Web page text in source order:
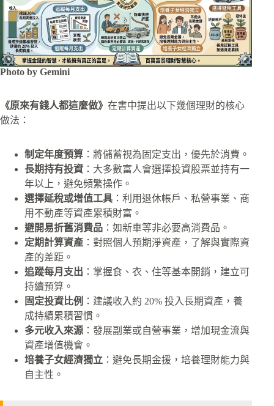
Photo by Gemini
《原來有錢人都這麼做》 在書中提出以下幾個理財的核心
做法：
制定年度預算 ：將儲蓄視為固定支出，優先於消費。
長期持有投資 ：大多數富人會選擇投資股票並持有一
年以上，避免頻繁操作。
選擇延稅或增值工具 ：利用退休帳戶、私營事業、商
用不動產等資產累積財富。
避開易折舊消費品 ：如新車等非必要高消費品。
定期計算資產 ：對照個人預期淨資產，了解與實際資
產的差距。
追蹤每月支出 ：掌握食、衣、住等基本開銷，建立可
持續預算。
固定投資比例 ：建議收入約 20% 投入長期資產，養
成持續累積習慣。
多元收入來源 ：發展副業或自營事業，增加現金流與
資產增值機會。
培養子女經濟獨立 ：避免長期金援，培養理財能力與
自主性。